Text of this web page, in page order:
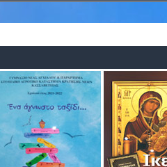
ΔΙΔΑΞΟΝ ΜΕ, ΚΥΡΙΕ
ΓΙΑ ΤΟΥΣ ΜΙΚΡΟΥΣ ΜΑΣ ΦΙΛΟΥΣ
ΡΑΔΙΟΦΩΝΙΚΕΣ ΕΚΠΟΜΠΕΣ